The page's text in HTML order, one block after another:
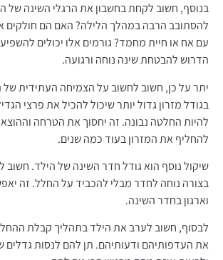
בנוסף, חשוב לקחת בחשבון את הרגלי השינה של
להסתובב הרבה במהלך הלילה? האם הם
עם אח או חיית מחמד? גורמים אלו יכולים
הדרוש להבטחת שינה נוחה ורגועה.
יתר על כן, חשוב לחשוב על הצמיחה העתידית
בגודל מזרון גדול יותר שיכול להכיל את פרצי
להיות החלטה נבונה. זה יחסוך את הטרחה
להחליף את המזרון בעוד כמה שנים.
שיקול נוסף הוא גודל חדר השינה של הילד. חשוב
בצורה נוחה לחדר מבלי להכביד על החלל. זה
וארגון בחדר השינה.
לבסוף, חשוב לערב את הילד בתהליך קבלת
את העדפותיהם ודעותיהם. תן להם לנסות גדלים